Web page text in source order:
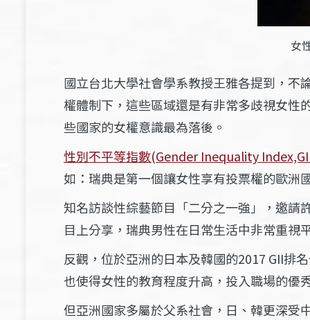
女
國立台北大學社會學系教授王雅各提到，不
權體制下，這些區域還是有非常多歧視女性
些國家的女權意識最為落後。
性別不平等指數(Gender Inequality
如：瑞典是第一個讓女性享有投票權的歐洲
知名訪談性綜藝節目「二分之一強」，邀請
目上分享，瑞典男性在日常生活中非常重視
反觀，位於亞洲的日本及韓國的2017 GII排
也使得女性的教育程度升高，投入職場的優
但亞洲國家多屬於父系社會，日、韓更深受